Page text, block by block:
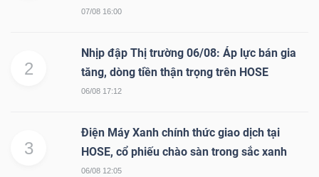
07/08 16:00
2
Nhịp đập Thị trường 06/08: Áp lực bán gia
tăng, dòng tiền thận trọng trên HOSE
06/08 17:12
3
Điện Máy Xanh chính thức giao dịch tại
HOSE, cổ phiếu chào sàn trong sắc xanh
06/08 12:05
SẢN
khoán